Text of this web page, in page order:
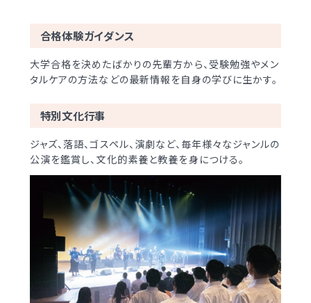
合格体験ガイダンス
大学合格を決めたばかりの先輩方から、受験勉強やメン
タルケアの方法などの最新情報を自身の学びに生かす。
特別文化行事
ジャズ、落語、ゴスペル、演劇など、毎年様々なジャンルの
公演を鑑賞し、文化的素養と教養を身につける。